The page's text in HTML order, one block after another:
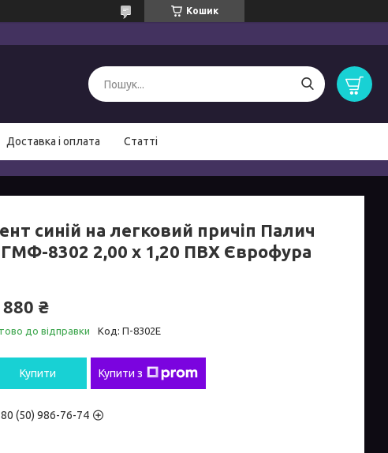
Кошик
Доставка і оплата Статті
синій на легковий причіп Палич
8302 2,00 х 1,20 ПВХ Єврофура
₴
до відправки Код: П-8302Е
Купити Купити з
(50) 986-76-74